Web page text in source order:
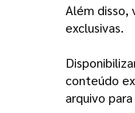
Além disso,
exclusivas.
conteúdo
arquivo